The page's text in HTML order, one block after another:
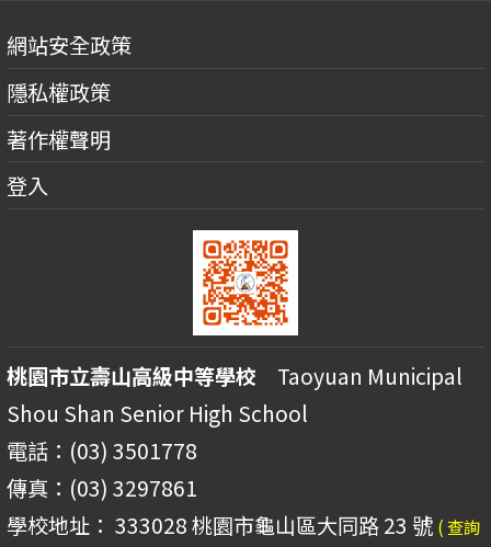
網站安全政策
隱私權政策
著作權聲明
登入
桃園市立壽山高級中等學校 Taoyuan Municipal
Shou Shan Senior High School
電話：(03) 3501778
傳真：(03) 3297861
學校地址： 333028 桃園市龜山區大同路 23 號 ( 查詢